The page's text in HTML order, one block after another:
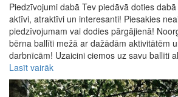
Piedzīvojumi dabā Tev piedāvā doties
aktīvi, atraktīvi un interesanti! Piesakies
piedzīvojumam vai dodies pārgājienā!
bērna ballīti mežā ar dažādām aktivitātēm
darbnīcām! Uzaicini ciemos uz savu ballīti
Lasīt vairāk